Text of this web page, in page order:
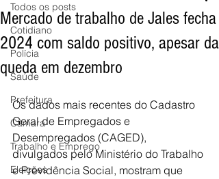
Todos os posts
Cotidiano
Polícia
Saúde
Prefeitura
Câmara
Trabalho e Emprego
Eleições
Mercado de trabalho de Jales fecha
2024 com saldo positivo, apesar da
queda em dezembro
Os dados mais recentes do Cadastro
Geral de Empregados e
Desempregados (CAGED),
divulgados pelo Ministério do Trabalho
e Previdência Social, mostram que